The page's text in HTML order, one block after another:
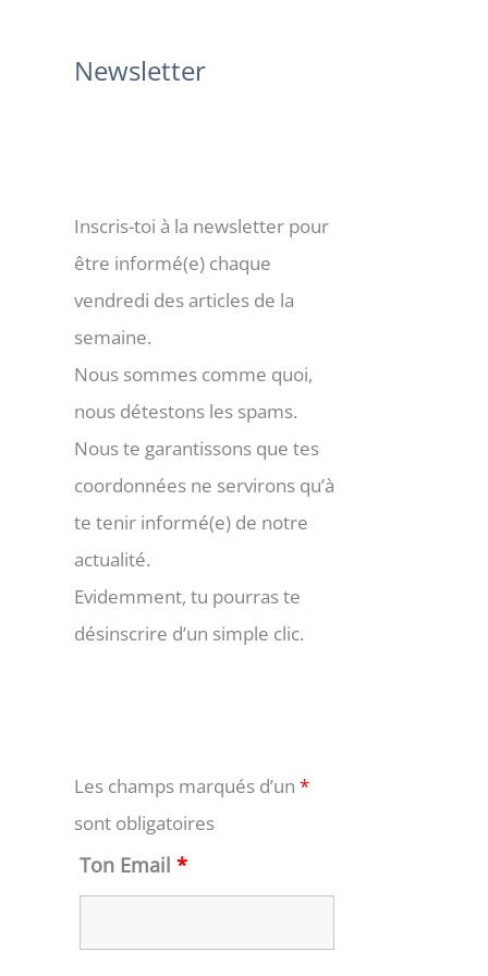
:Newsletter
Inscris-toi à la newsletter pour
être informé(e) chaque
vendredi des articles de la
semaine.
Nous sommes comme quoi,
nous détestons les spams.
Nous te garantissons que tes
coordonnées ne servirons qu’à
te tenir informé(e) de notre
actualité.
Evidemment, tu pourras te
désinscrire d’un simple clic.
Les champs marqués d’un *
sont obligatoires
Ton Email *